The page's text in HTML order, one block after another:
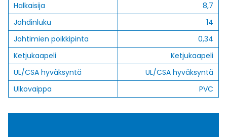
Halkaisija
8,7
Johdinluku
14
Johtimien poikkipinta
0,34
Ketjukaapeli
Ketjukaapeli
UL/CSA hyväksyntä
UL/CSA hyväksyntä
Ulkovaippa
PVC